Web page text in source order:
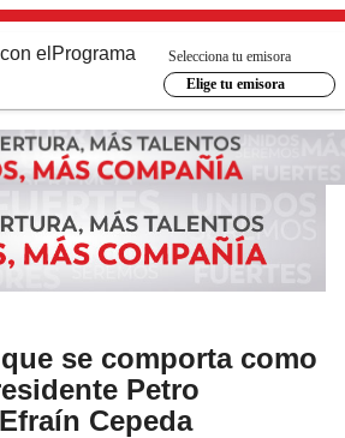
el Programa
Selecciona tu emisora
Elige tu emisora
se comporta como
Petro
Cepeda